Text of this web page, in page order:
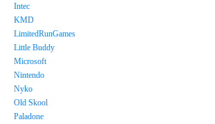
Intec
KMD
LimitedRunGames
Little Buddy
Microsoft
Nintendo
Nyko
Old Skool
Paladone